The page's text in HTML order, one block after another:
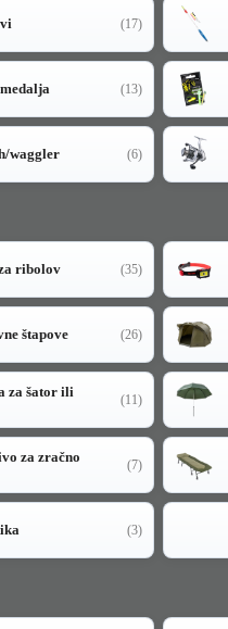
(17)
(13)
waggler (6)
ribolov (35)
štapove (26)
za šator ili
(11)
za zračno
(7)
(3)